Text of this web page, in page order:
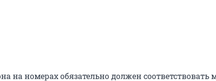
на номерах обязательно должен соответствовать